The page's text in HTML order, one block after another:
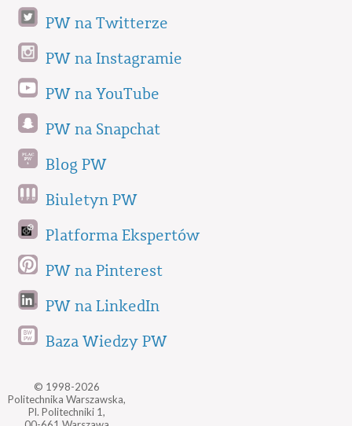
PW na Twitterze
PW na Instagramie
PW na YouTube
PW na Snapchat
Blog PW
Biuletyn PW
Platforma Ekspertów
PW na Pinterest
PW na LinkedIn
Baza Wiedzy PW
© 1998-2026
Politechnika Warszawska,
Pl. Politechniki 1,